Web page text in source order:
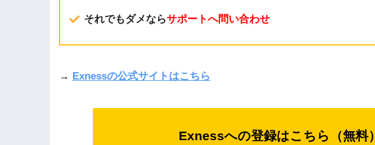
それでもダメならサポートへ問い合わせ
→ Exnessの公式サイトはこちら
Exnessへの登録はこちら（無料）